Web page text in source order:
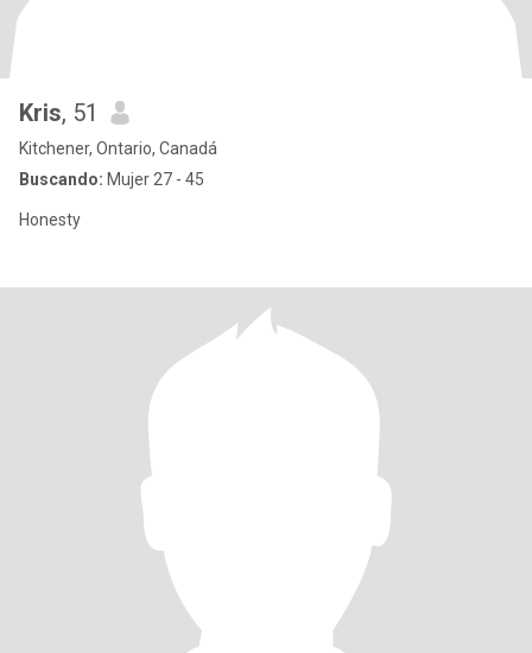
Kris, 51
Kitchener, Ontario, Canadá
Buscando: Mujer 27 - 45
Honesty